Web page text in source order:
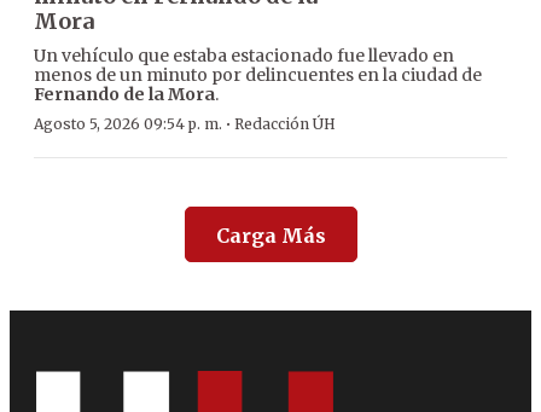
Mora
Un vehículo que estaba estacionado fue llevado en
menos de un minuto por delincuentes en la ciudad de
Fernando de la Mora.
Agosto 5, 2026 09:54 p. m. · Redacción ÚH
Carga Más